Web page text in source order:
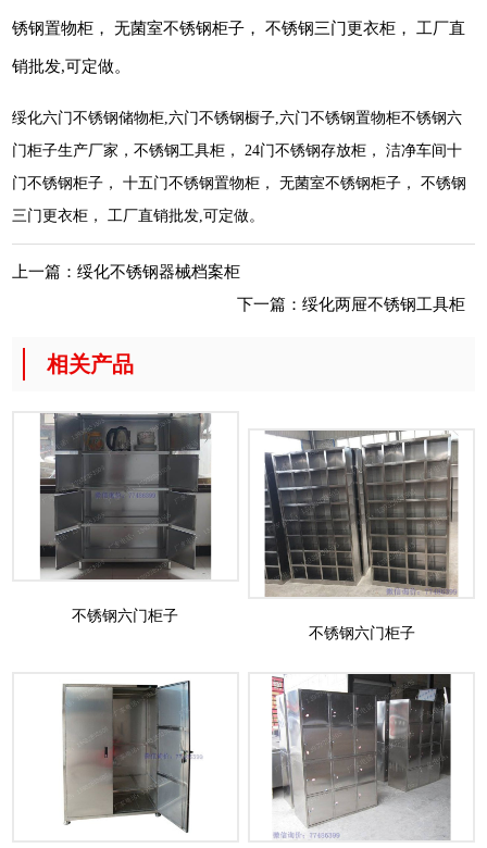
锈钢置物柜， 无菌室不锈钢柜子， 不锈钢三门更衣柜， 工厂直
销批发,可定做。
绥化六门不锈钢储物柜,六门不锈钢橱子,六门不锈钢置物柜不锈钢六
门柜子生产厂家，不锈钢工具柜， 24门不锈钢存放柜， 洁净车间十
门不锈钢柜子， 十五门不锈钢置物柜， 无菌室不锈钢柜子， 不锈钢
三门更衣柜， 工厂直销批发,可定做。
上一篇： 绥化不锈钢器械档案柜
下一篇：绥化两屉不锈钢工具柜
相关产品
不锈钢六门柜子
不锈钢六门柜子